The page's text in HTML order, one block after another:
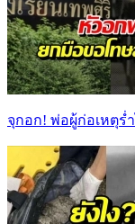
จุกอก! พ่อผู้ก่อเหตุร่